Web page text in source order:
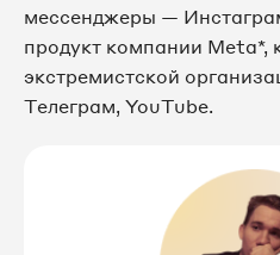
мессенджеры —
продукт компании Meta*,
экстремистской
Телеграм, YouTube.